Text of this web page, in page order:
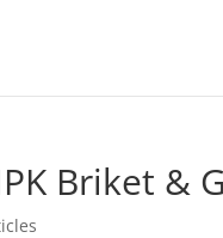
Briket &